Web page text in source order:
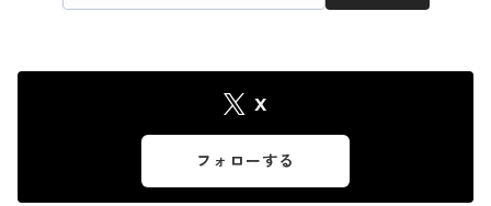
X
フォローする